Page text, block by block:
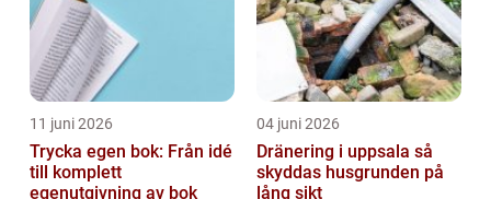
11 juni 2026
Trycka egen bok: Från idé
till komplett
egenutgivning av bok
04 juni 2026
Dränering i uppsala så
skyddas husgrunden på
lång sikt